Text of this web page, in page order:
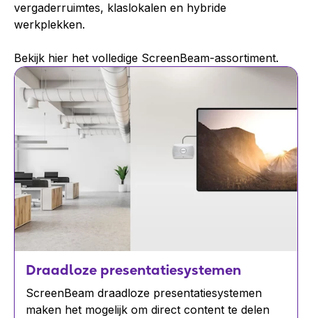
vergaderruimtes, klaslokalen en hybride
werkplekken.
Bekijk hier het volledige ScreenBeam-assortiment.
Draadloze presentatiesystemen
ScreenBeam draadloze presentatiesystemen
maken het mogelijk om direct content te delen